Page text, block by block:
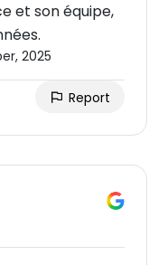
et son équipe,
2025
Report